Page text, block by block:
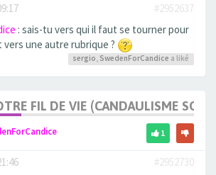
#2952637
: sais-tu vers qui il faut se tourner pour
une autre rubrique ?
sergio, SwedenForCandice a liké
FIL DE VIE (CANDAULISME
1
#2952730